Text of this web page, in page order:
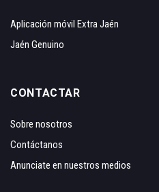
Aplicación móvil Extra Jaén
Jaén Genuino
CONTACTAR
Sobre nosotros
Contáctanos
Anunciate en nuestros medios